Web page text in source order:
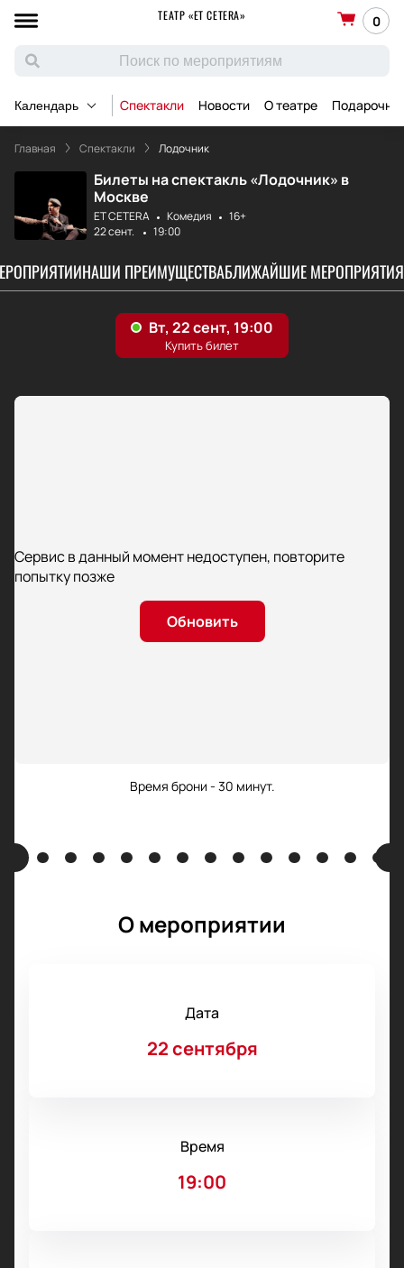
ТЕАТР «ET CETERA» 0
Календарь Спектакли Новости О театре
Главная Спектакли Лодочник
Билеты на спектакль «Лодочник» в
Москве
ET CETERA Комедия
16+
22 сент.
19:00
НАШИ ПРЕИМУЩЕСТВАБЛИЖАЙШИЕ МЕРОПРИЯТИЯ
Сервис в данный момент недоступен, повторите
попытку позже
Обновить
Время брони - 30 минут.
О мероприятии
Дата
22 сентября
Время
19:00